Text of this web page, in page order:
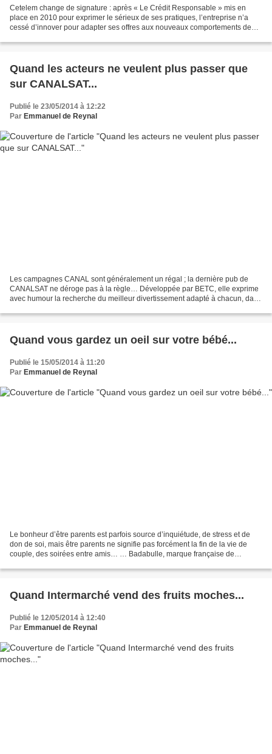
Cetelem change de signature : après « Le Crédit Responsable » mis en
place en 2010 pour exprimer le sérieux de ses pratiques, l’entreprise n’a
cessé d’innover pour adapter ses offres aux nouveaux comportements de
Quand les acteurs ne veulent plus passer que
sur CANALSAT...
Publié le 23/05/2014 à 12:22
Par Emmanuel de Reynal
Les campagnes CANAL sont généralement un régal ; la dernière pub de
CANALSAT ne déroge pas à la règle… Développée par BETC, elle exprime
avec humour la recherche du meilleur divertissement adapté à chacun, dans
Quand vous gardez un oeil sur votre bébé...
Publié le 15/05/2014 à 11:20
Par Emmanuel de Reynal
Le bonheur d’être parents est parfois source d’inquiétude, de stress et de
don de soi, mais être parents ne signifie pas forcément la fin de la vie de
couple, des soirées entre amis… … Badabulle, marque française de
Quand Intermarché vend des fruits moches...
Publié le 12/05/2014 à 12:40
Par Emmanuel de Reynal